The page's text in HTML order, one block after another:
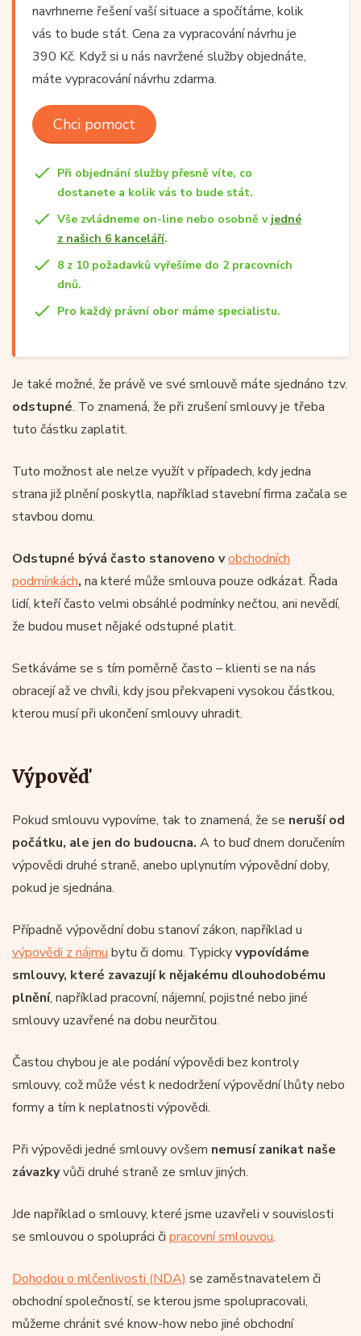
navrhneme řešení vaší situace a spočítáme, kolik
vás to bude stát. Cena za vypracování návrhu je
390 Kč. Když si u nás navržené služby objednáte,
máte vypracování návrhu zdarma.
Chci pomoct
Při objednání služby přesně víte, co
dostanete a kolik vás to bude stát.
Vše zvládneme on-line nebo osobně v jedné
z našich 6 kanceláří.
8 z 10 požadavků vyřešíme do 2 pracovních
dnů.
Pro každý právní obor máme specialistu.
Je také možné, že právě ve své smlouvě máte sjednáno tzv.
odstupné. To znamená, že při zrušení smlouvy je třeba
tuto částku zaplatit.
Tuto možnost ale nelze využít v případech, kdy jedna
strana již plnění poskytla, například stavební firma začala se
stavbou domu.
Odstupné bývá často stanoveno vobchodních
podmínkách, na které může smlouva pouze odkázat. Řada
lidí, kteří často velmi obsáhlé podmínky nečtou, ani nevědí,
že budou muset nějaké odstupné platit.
Setkáváme se s tím poměrně často – klienti se na nás
obracejí až ve chvíli, kdy jsou překvapeni vysokou částkou,
kterou musí při ukončení smlouvy uhradit.
Výpověď
Pokud smlouvu vypovíme, tak to znamená, že se neruší od
počátku, ale jen do budoucna. A to buď dnem doručením
výpovědi druhé straně, anebo uplynutím výpovědní doby,
pokud je sjednána.
Případně výpovědní dobu stanoví zákon, například u
výpovědi z nájmu bytu či domu. Typickyvypovídáme
smlouvy, které zavazují k nějakému dlouhodobému
plnění, například pracovní, nájemní, pojistné nebo jiné
smlouvy uzavřené na dobu neurčitou.
Častou chybou je ale podání výpovědi bez kontroly
smlouvy, což může vést k nedodržení výpovědní lhůty nebo
formy a tím k neplatnosti výpovědi.
Při výpovědi jedné smlouvy ovšem nemusí zanikat naše
závazkyvůči druhé straně ze smluv jiných.
Jde například o smlouvy, které jsme uzavřeli v souvislosti
se smlouvou o spolupráci či pracovní smlouvou.
Dohodou o mlčenlivosti (NDA) se zaměstnavatelem či
obchodní společností, se kterou jsme spolupracovali,
můžeme chránit své know-how nebo jiné obchodní